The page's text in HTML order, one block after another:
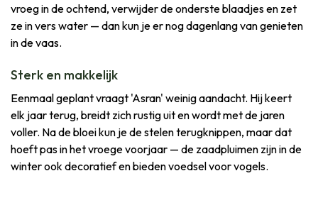
vroeg in de ochtend, verwijder de onderste blaadjes en zet
ze in vers water — dan kun je er nog dagenlang van genieten
in de vaas.
Sterk en makkelijk
Eenmaal geplant vraagt 'Asran' weinig aandacht. Hij keert
elk jaar terug, breidt zich rustig uit en wordt met de jaren
voller. Na de bloei kun je de stelen terugknippen, maar dat
hoeft pas in het vroege voorjaar — de zaadpluimen zijn in de
winter ook decoratief en bieden voedsel voor vogels.